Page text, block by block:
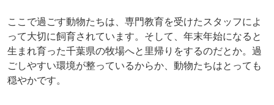
ここで過ごす動物たちは、専門教育を受けたスタッフによ
って大切に飼育されています。そして、年末年始になると
生まれ育った千葉県の牧場へと里帰りをするのだとか。過
ごしやすい環境が整っているからか、動物たちはとっても
穏やかです。